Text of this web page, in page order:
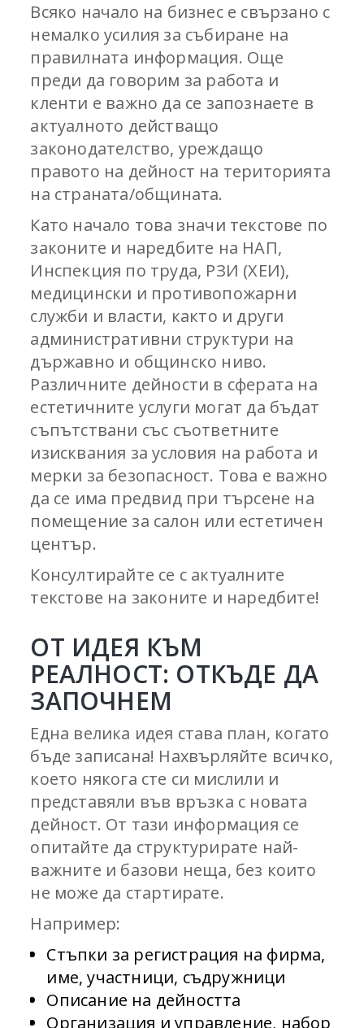
Всяко начало на бизнес е свързано с
немалко усилия за събиране на
правилната информация. Още
преди да говорим за работа и
кленти е важно да се запознаете в
актуалното действащо
законодателство, уреждащо
правото на дейност на територията
на страната/общината.
Като начало това значи текстове по
законите и наредбите на НАП,
Инспекция по труда, РЗИ (ХЕИ),
медицински и противопожарни
служби и власти, както и други
административни структури на
държавно и общинско ниво.
Различните дейности в сферата на
естетичните услуги могат да бъдат
съпътствани със съответните
изисквания за условия на работа и
мерки за безопасност. Това е важно
да се има предвид при търсене на
помещение за салон или естетичен
център.
Консултирайте се с актуалните
текстове на законите и наредбите!
ОТ ИДЕЯ КЪМ
РЕАЛНОСТ: ОТКЪДЕ ДА
ЗАПОЧНЕМ
Една велика идея става план, когато
бъде записана! Нахвърляйте всичко,
което някога сте си мислили и
представяли във връзка с новата
дейност. От тази информация се
опитайте да структурирате най-
важните и базови неща, без които
не може да стартирате.
Например:
Стъпки за регистрация на фирма,
име, участници, съдружници
Описание на дейността
Организация и управление, набор